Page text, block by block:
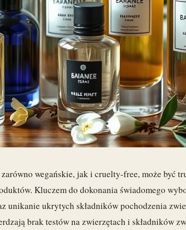
wegańskie, jak i cruelty-free, może być
Kluczem do dokonania świadomego
unikanie ukrytych składników pochodzenia
brak testów na zwierzętach i składników